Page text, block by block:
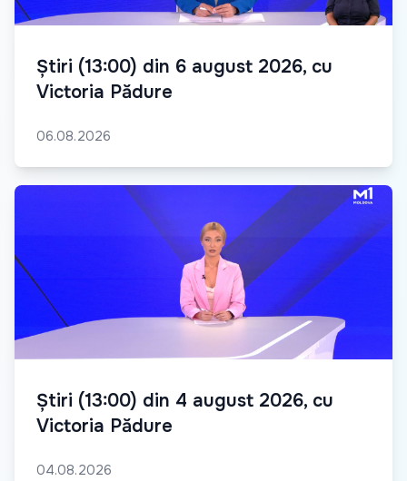
Știri (13:00) din 6 august 2026, cu
Victoria Pădure
06.08.2026
Știri (13:00) din 4 august 2026, cu
Victoria Pădure
04.08.2026